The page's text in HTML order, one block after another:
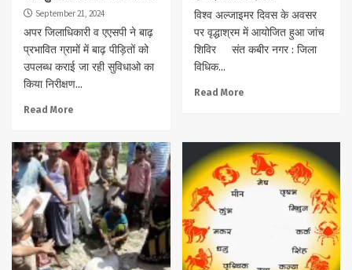
September 21, 2024
अपर जिलाधिकारी व एएसपी ने बाढ़
प्रभावित ग्रामों में बाढ़ पीड़ितों को
उपलब्ध कराई जा रही सुविधाओ का
किया निरीक्षण...
Read More
विश्व अल्जाइमर दिवस के अवसर
पर वृद्धाश्रम में आयोजित हुआ जांच
शिविर संत कबीर नगर : जिला
विधिक...
Read More